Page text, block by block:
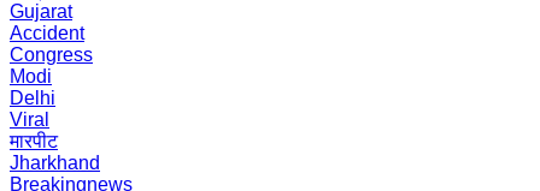
Gujarat
Accident
Congress
Modi
Delhi
Viral
मारपीट
Jharkhand
Breakingnews